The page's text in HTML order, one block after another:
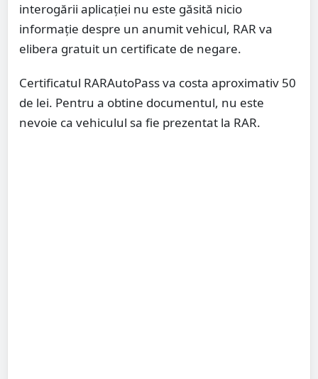
interogării aplicației nu este găsită nicio
informație despre un anumit vehicul, RAR va
elibera gratuit un certificate de negare.
Certificatul RARAutoPass va costa aproximativ 50
de lei. Pentru a obtine documentul, nu este
nevoie ca vehiculul sa fie prezentat la RAR.